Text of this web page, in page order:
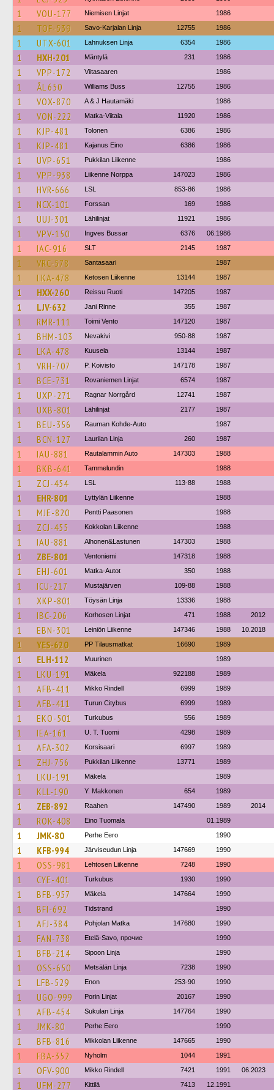
1 VOU-177 Niemisen Linjat 1986
1 TOF-539 Savo-Karjalan Linja 12755 1986
1 UTX-601 Lahnuksen Linja 6354 1986
1 HXH-201 Mäntylä 231 1986
1 VPP-172 Viitasaaren 1986
1 ÅL 650 Williams Buss 12755 1986
1 VOX-870 A & J Hautamäki 1986
1 VON-222 Matka-Viitala 11920 1986
1 KJP-481 Tolonen 6386 1986
1 KJP-481 Kajanus Eino 6386 1986
1 UVP-651 Pukkilan Liikenne 1986
1 VPP-938 Liikenne Norppa 147023 1986
1 HVR-666 LSL 853-86 1986
1 NCX-101 Forssan 169 1986
1 UUJ-301 Lähilinjat 11921 1986
1 VPV-150 Ingves Bussar 6376 06.1986
1 IAC-916 SLT 2145 1987
1 VRC-578 Santasaari 1987
1 LKA-478 Ketosen Liikenne 13144 1987
1 HXX-260 Reissu Ruoti 147205 1987
1 LJV-632 Jani Rinne 355 1987
1 RMR-111 Toimi Vento 147120 1987
1 BHM-103 Nevakivi 950-88 1987
1 LKA-478 Kuusela 13144 1987
1 VRH-707 P. Koivisto 147178 1987
1 BCE-731 Rovaniemen Linjat 6574 1987
1 UXP-271 Ragnar Norrgård 12741 1987
1 UXB-801 Lähilinjat 2177 1987
1 BEU-356 Rauman Kohde-Auto 1987
1 BCN-127 Laurilan Linja 260 1987
1 IAU-881 Rautalammin Auto 147303 1988
1 BKB-641 Tammelundin 1988
1 ZCJ-454 LSL 113-88 1988
1 EHR-801 Lyttylän Liikenne 1988
1 MJE-820 Pentti Paasonen 1988
1 ZCJ-455 Kokkolan Liikenne 1988
1 IAU-881 Alhonen&Lastunen 147303 1988
1 ZBE-801 Ventoniemi 147318 1988
1 EHJ-601 Matka-Autot 350 1988
1 ICU-217 Mustajärven 109-88 1988
1 XKP-801 Töysän Linja 13336 1988
1 IBC-206 Korhosen Linjat 471 1988 2012
1 EBN-301 Leiniön Liikenne 147346 1988 10.2018
1 YES-620 PP Tilausmatkat 16690 1989
1 ELH-112 Muurinen 1989
1 LKU-191 Mäkela 922188 1989
1 AFB-411 Mikko Rindell 6999 1989
1 AFB-411 Turun Citybus 6999 1989
1 EKO-501 Turkubus 556 1989
1 IEA-161 U. T. Tuomi 4298 1989
1 AFA-302 Korsisaari 6997 1989
1 ZHJ-756 Pukkilan Liikenne 13771 1989
1 LKU-191 Mäkela 1989
1 KLL-190 Y. Makkonen 654 1989
1 ZEB-892 Raahen 147490 1989 2014
1 ROK-408 Eino Tuomala 01.1989
1 JMK-80 Perhe Eero 1990
1 KFB-994 Järviseudun Linja 147669 1990
1 OSS-981 Lehtosen Liikenne 7248 1990
1 CYE-401 Turkubus 1930 1990
1 BFB-957 Mäkela 147664 1990
1 BFI-692 Tidstrand 1990
1 AFJ-384 Pohjolan Matka 147680 1990
1 FAN-738 Etelä-Savo, прочие 1990
1 BFB-214 Sipoon Linja 1990
1 OSS-650 Metsälän Linja 7238 1990
1 LFB-529 Enon 253-90 1990
1 UGO-999 Porin Linjat 20167 1990
1 AFB-454 Sukulan Linja 147764 1990
1 JMK-80 Perhe Eero 1990
1 BFB-816 Mikkolan Liikenne 147665 1990
1 FBA-352 Nyholm 1044 1991
1 OFV-900 Mikko Rindell 7421 1991 06.2023
1 UFM-277 Kittilä 7413 12.1991